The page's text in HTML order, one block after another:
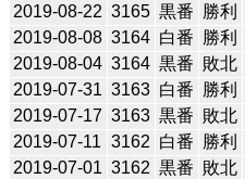
2019-08-22 3165 黒番 勝利
2019-08-08 3164 白番 勝利
2019-08-04 3164 黒番 敗北
2019-07-31 3163 白番 勝利
2019-07-17 3163 黒番 敗北
2019-07-11 3162 白番 勝利
2019-07-01 3162 黒番 敗北